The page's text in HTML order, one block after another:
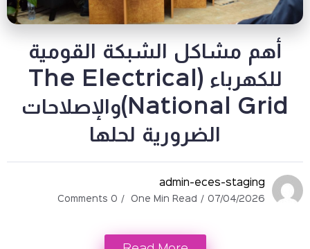
مشاكل الشبكة القومية
للكهرباء (The Electrical
National Grid)والإصلاحات
الضرورية لحلها
admin-eces-
07/04/
One Min Read
0 Comments